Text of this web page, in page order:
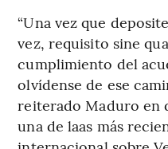
“Una vez que
vez, requisito sine
cumplimiento del
olvídense de ese
reiterado Maduro en
una de laas más